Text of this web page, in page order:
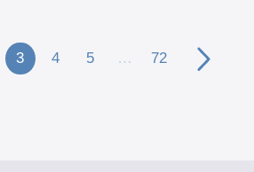
3 4 5 … 72